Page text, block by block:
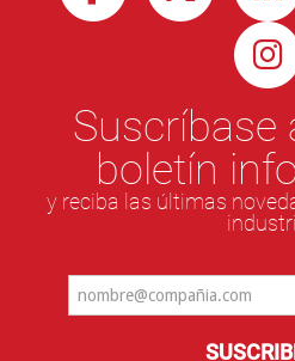
Suscríbase
boletín
y reciba las últimas